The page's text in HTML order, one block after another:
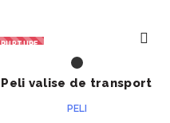
RUPTURE
ACHETER
Peli valise de transport
PELI